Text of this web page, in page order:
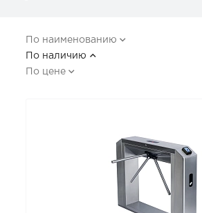
По наименованию
По наличию
По цене